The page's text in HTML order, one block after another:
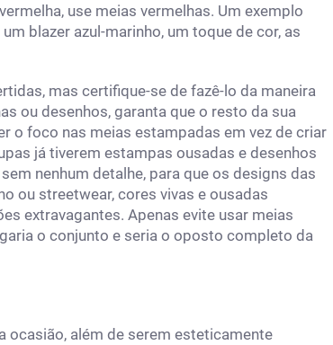
use meias vermelhas. Um exemplo
blazer azul-marinho, um toque de cor, as
mas certifique-se de fazê-lo da maneira
ou desenhos, garanta que o resto da sua
o foco nas meias estampadas em vez de criar
já tiverem estampas ousadas e desenhos
nenhum detalhe, para que os designs das
ou streetwear, cores vivas e ousadas
extravagantes. Apenas evite usar meias
o conjunto e seria o oposto completo da
ocasião, além de serem esteticamente